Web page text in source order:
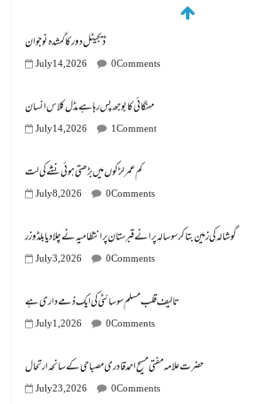
ڈیجیٹل دور کا گمشدہ نوجوان
July 14, 2026 0 Comments
مہنگائی کا بوجھ پس رہا ہے مڈل کلاس انسان
July 14, 2026 1 Comment
کم عمر لڑکوں میں بڑھتی ہوئی نشے کی لت
July 8, 2026 0 Comments
گوشالہ کی زمین بتا کر سوسالہ پرانے قبرستان پر انتظامیہ نے چلا دیا بلڈوزر
July 3, 2026 0 Comments
تالیف قلب مسلم سوسائٹی کی ایک ذمے داری ہے
July 1, 2026 0 Comments
July 23, 2026 0 Comments